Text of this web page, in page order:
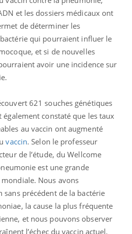
et les dossiers médicaux ont
de déterminer les
qui pourraient influer le
et si de nouvelles
avoir une incidence sur
621 souches génétiques
constaté que les taux
au vaccin ont augmenté
vaccin.Selon le professeur
de l’étude, du Wellcome
est une grande
Nous avons
précédent de la bactérie
la cause la plus fréquente
et nous pouvons observer
l’échec du vaccin actuel.